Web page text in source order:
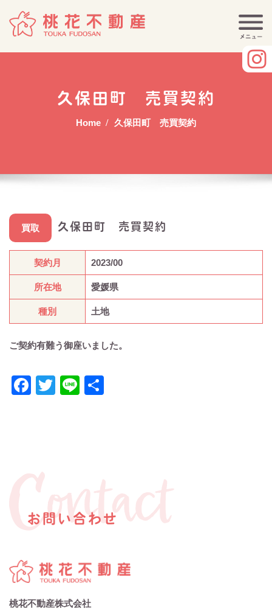
久保田町 売買契約
Home 久保田町 売買契約
久保田町 売買契約
契約月 2023/00
所在地 愛媛県
種別 土地
買取
ご契約有難う御座いました。
Facebook
Twitter
Line
お問い合わせ
桃花不動産株式会社